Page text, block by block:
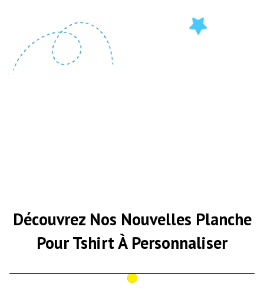
Découvrez Nos Nouvelles Planche
Pour Tshirt À Personnaliser